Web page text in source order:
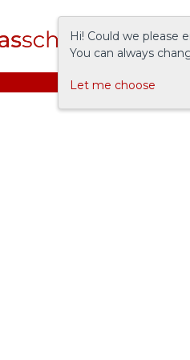
Hi! Could we please
You can always
Let me choose